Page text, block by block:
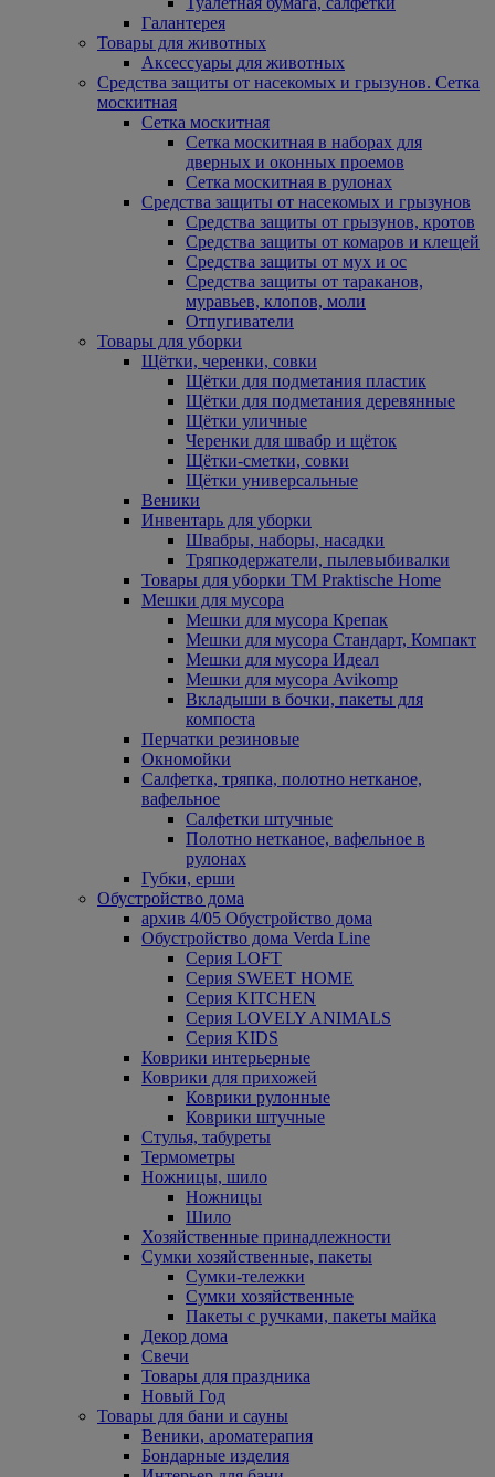
Галантерея
Товары для животных
Аксессуары для животных
Средства защиты от насекомых и грызунов. Сетка
москитная
Сетка москитная
Сетка москитная в наборах для
дверных и оконных проемов
Сетка москитная в рулонах
Средства защиты от насекомых и грызунов
Средства защиты от грызунов, кротов
Средства защиты от комаров и клещей
Средства защиты от мух и ос
Средства защиты от тараканов,
муравьев, клопов, моли
Отпугиватели
Товары для уборки
Щётки, черенки, совки
Щётки для подметания пластик
Щётки для подметания деревянные
Щётки уличные
Черенки для швабр и щёток
Щётки-сметки, совки
Щётки универсальные
Веники
Инвентарь для уборки
Швабры, наборы, насадки
Тряпкодержатели, пылевыбивалки
Товары для уборки ТМ Praktische Home
Мешки для мусора
Мешки для мусора Крепак
Мешки для мусора Стандарт, Компакт
Мешки для мусора Идеал
Мешки для мусора Avikomp
Вкладыши в бочки, пакеты для
компоста
Перчатки резиновые
Окномойки
Салфетка, тряпка, полотно нетканое,
вафельное
Салфетки штучные
Полотно нетканое, вафельное в
рулонах
Губки, ерши
Обустройство дома
архив 4/05 Обустройство дома
Обустройство дома Verda Line
Серия LOFT
Серия SWEET HOME
Серия KITCHEN
Серия LOVELY ANIMALS
Серия KIDS
Коврики интерьерные
Коврики для прихожей
Коврики рулонные
Коврики штучные
Стулья, табуреты
Термометры
Ножницы, шило
Ножницы
Шило
Хозяйственные принадлежности
Сумки хозяйственные, пакеты
Сумки-тележки
Сумки хозяйственные
Пакеты с ручками, пакеты майка
Декор дома
Свечи
Товары для праздника
Новый Год
Товары для бани и сауны
Веники, ароматерапия
Бондарные изделия